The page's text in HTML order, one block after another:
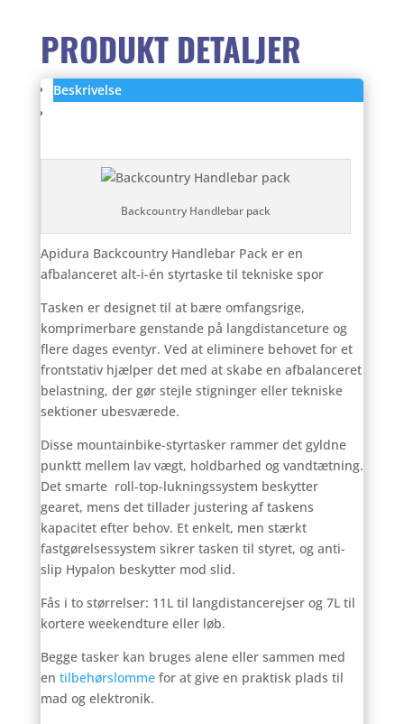
PRODUKT DETALJER
Beskrivelse
Backcountry Handlebar pack
Apidura Backcountry Handlebar Pack er en
afbalanceret alt-i-én styrtaske til tekniske spor
Tasken er designet til at bære omfangsrige,
komprimerbare genstande på langdistanceture og
flere dages eventyr. Ved at eliminere behovet for et
frontstativ hjælper det med at skabe en afbalanceret
belastning, der gør stejle stigninger eller tekniske
sektioner ubesværede.
Disse mountainbike-styrtasker rammer det gyldne
punktt mellem lav vægt, holdbarhed og vandtætning.
Det smarte roll-top-lukningssystem beskytter
gearet, mens det tillader justering af taskens
kapacitet efter behov. Et enkelt, men stærkt
fastgørelsessystem sikrer tasken til styret, og anti-
slip Hypalon beskytter mod slid.
Fås i to størrelser: 11L til langdistancerejser og 7L til
kortere weekendture eller løb.
Begge tasker kan bruges alene eller sammen med
en tilbehørslommefor at give en praktisk plads til
mad og elektronik.